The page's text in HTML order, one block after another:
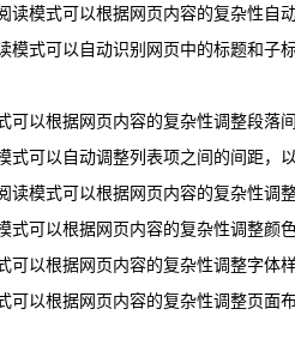
模式可以根据网页内容的复杂性自
模式可以自动识别网页中的标题和子
以根据网页内容的复杂性调整段落
可以自动调整列表项之间的间距，
模式可以根据网页内容的复杂性调
可以根据网页内容的复杂性调整颜
可以根据网页内容的复杂性调整字体
可以根据网页内容的复杂性调整页面